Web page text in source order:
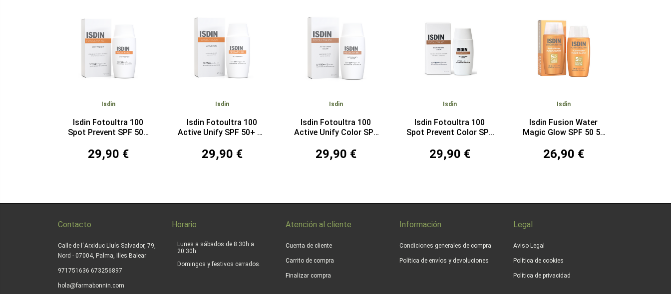
Isdin
Isdin Fotoultra 100
Spot Prevent SPF 50+
29,90 €
Isdin
Isdin Fotoultra 100
Active Unify SPF 50+ 50
29,90 €
Isdin
Isdin Fotoultra 100
Active Unify Color SPF
29,90 €
Isdin
Isdin Fotoultra 100
Spot Prevent Color SPF
29,90 €
Isdin
Isdin Fusion Water
Magic Glow SPF 50 50
26,90 €
Contacto
Calle de l´Arxiduc Lluís Salvador, 79,
Nord - 07004, Palma, Illes Balear
971751636 673256897
hola@farmabonnin.com
Horario
Lunes a sábados de 8:30h a
20:30h.
Domingos y festivos cerrados.
Atención al cliente
Cuenta de cliente
Carrito de compra
Finalizar compra
Información
Condiciones generales de compra
Política de envíos y devoluciones
Legal
Aviso Legal
Política de cookies
Política de privacidad